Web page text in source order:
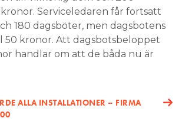
Serviceledaren får fortsatt
180 dagsböter, men dagsbotens
50 kronor. Att dagsbotsbeloppet
handlar om att de båda nu är
ALLA INSTALLATIONER – FIRMA